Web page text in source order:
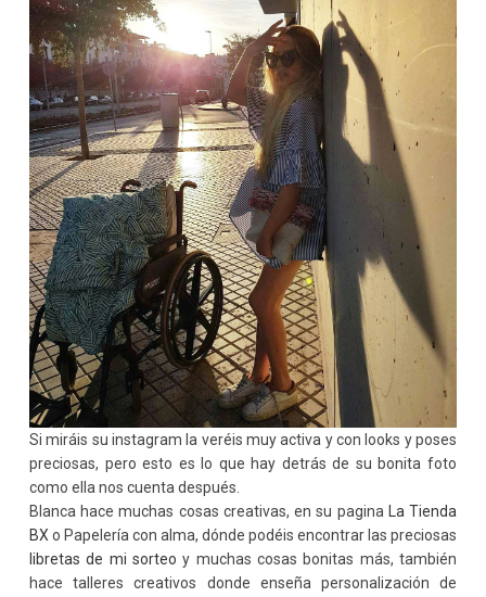
Si miráis su instagram la veréis muy activa y con looks y poses
preciosas, pero esto es lo que hay detrás de su bonita foto
como ella nos cuenta después.
Blanca hace muchas cosas creativas, en su pagina
La Tienda
BX o Papelería con alma, dónde podéis encontrar las preciosas
libretas de mi sorteo y muchas cosas bonitas más, también
hace talleres creativos donde enseña personalización de